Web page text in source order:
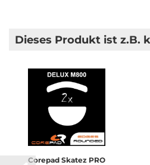
Dieses Produkt ist z.B.
Corepad Skatez PRO